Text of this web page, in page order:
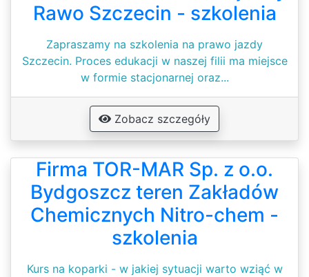
Rawo Szczecin - szkolenia
Zapraszamy na szkolenia na prawo jazdy
Szczecin. Proces edukacji w naszej filii ma miejsce
w formie stacjonarnej oraz...
Zobacz szczegóły
Firma TOR-MAR Sp. z o.o.
Bydgoszcz teren Zakładów
Chemicznych Nitro-chem -
szkolenia
Kurs na koparki - w jakiej sytuacji warto wziąć w